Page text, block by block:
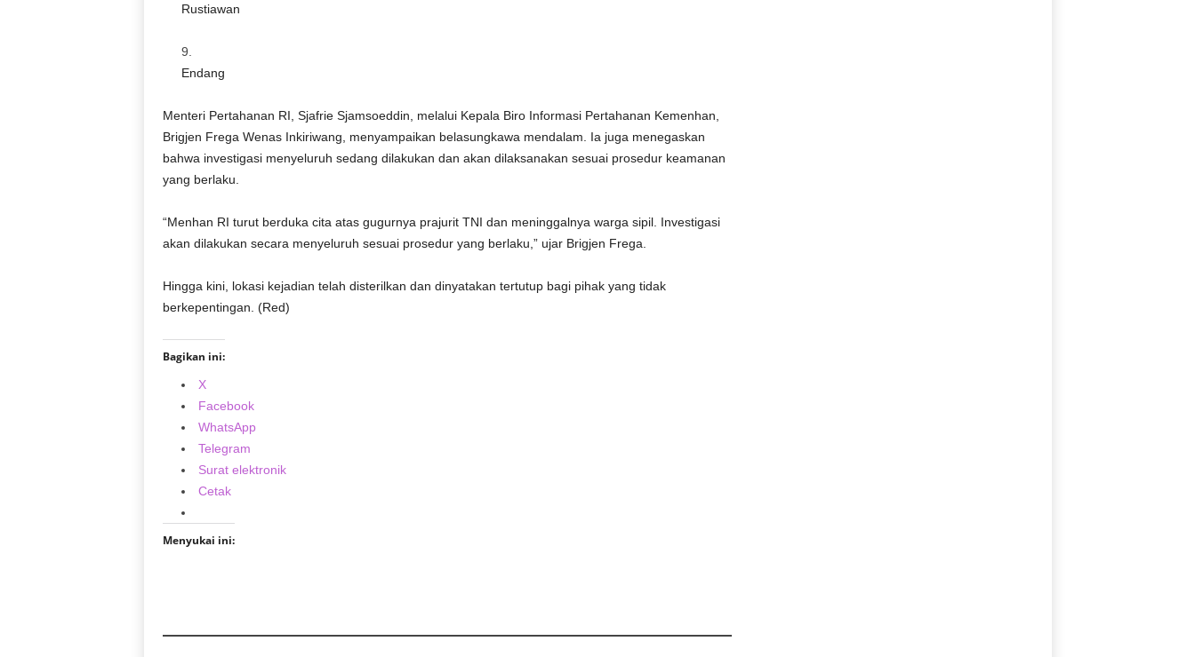
Rustiawan
Endang
Menteri Pertahanan RI, Sjafrie Sjamsoeddin, melalui Kepala Biro Informasi Pertahanan Kemenhan,
Brigjen Frega Wenas Inkiriwang, menyampaikan belasungkawa mendalam. Ia juga menegaskan
bahwa investigasi menyeluruh sedang dilakukan dan akan dilaksanakan sesuai prosedur keamanan
yang berlaku.
“Menhan RI turut berduka cita atas gugurnya prajurit TNI dan meninggalnya warga sipil. Investigasi
akan dilakukan secara menyeluruh sesuai prosedur yang berlaku,” ujar Brigjen Frega.
Hingga kini, lokasi kejadian telah disterilkan dan dinyatakan tertutup bagi pihak yang tidak
berkepentingan. (Red)
Bagikan ini:
X
Facebook
WhatsApp
Telegram
Surat elektronik
Cetak
Menyukai ini: